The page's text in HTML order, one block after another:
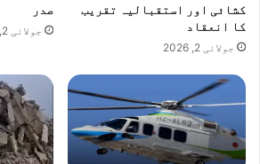
کشائی اور استقبالیہ تقریب
کا انعقاد
جولائی 2, 2026
صدر
جولائی 2, 2026